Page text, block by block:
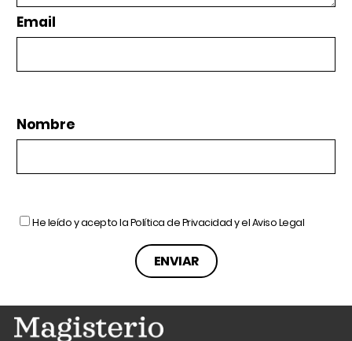
Email
Nombre
He leído y acepto laPolítica de Privacidady elAviso Legal